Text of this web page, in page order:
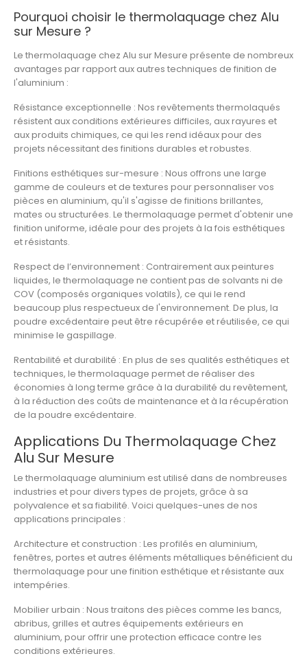
Pourquoi choisir le thermolaquage chez Alu
sur Mesure ?
Le thermolaquage chez Alu sur Mesure présente de nombreux
avantages par rapport aux autres techniques de finition de
l'aluminium :
Résistance exceptionnelle : Nos revêtements thermolaqués
résistent aux conditions extérieures difficiles, aux rayures et
aux produits chimiques, ce qui les rend idéaux pour des
projets nécessitant des finitions durables et robustes.
Finitions esthétiques sur-mesure : Nous offrons une large
gamme de couleurs et de textures pour personnaliser vos
pièces en aluminium, qu'il s'agisse de finitions brillantes,
mates ou structurées. Le thermolaquage permet d'obtenir une
finition uniforme, idéale pour des projets à la fois esthétiques
et résistants.
Respect de l’environnement : Contrairement aux peintures
liquides, le thermolaquage ne contient pas de solvants ni de
COV (composés organiques volatils), ce qui le rend
beaucoup plus respectueux de l'environnement. De plus, la
poudre excédentaire peut être récupérée et réutilisée, ce qui
minimise le gaspillage.
Rentabilité et durabilité : En plus de ses qualités esthétiques et
techniques, le thermolaquage permet de réaliser des
économies à long terme grâce à la durabilité du revêtement,
à la réduction des coûts de maintenance et à la récupération
de la poudre excédentaire.
Applications Du Thermolaquage Chez
Alu Sur Mesure
Le thermolaquage aluminium est utilisé dans de nombreuses
industries et pour divers types de projets, grâce à sa
polyvalence et sa fiabilité. Voici quelques-unes de nos
applications principales :
Architecture et construction : Les profilés en aluminium,
fenêtres, portes et autres éléments métalliques bénéficient du
thermolaquage pour une finition esthétique et résistante aux
intempéries.
Mobilier urbain : Nous traitons des pièces comme les bancs,
abribus, grilles et autres équipements extérieurs en
aluminium, pour offrir une protection efficace contre les
conditions extérieures.